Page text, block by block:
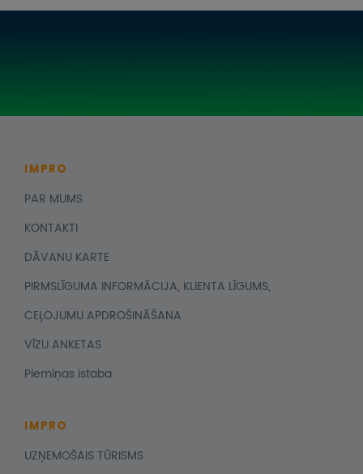
IMPRO
PAR MUMS
KONTAKTI
DĀVANU KARTE
PIRMSLĪGUMA INFORMĀCIJA, KLIENTA LĪGUMS,
CEĻOJUMU APDROŠINĀŠANA
VĪZU ANKETAS
Piemiņas istaba
IMPRO
UZŅEMOŠAIS TŪRISMS